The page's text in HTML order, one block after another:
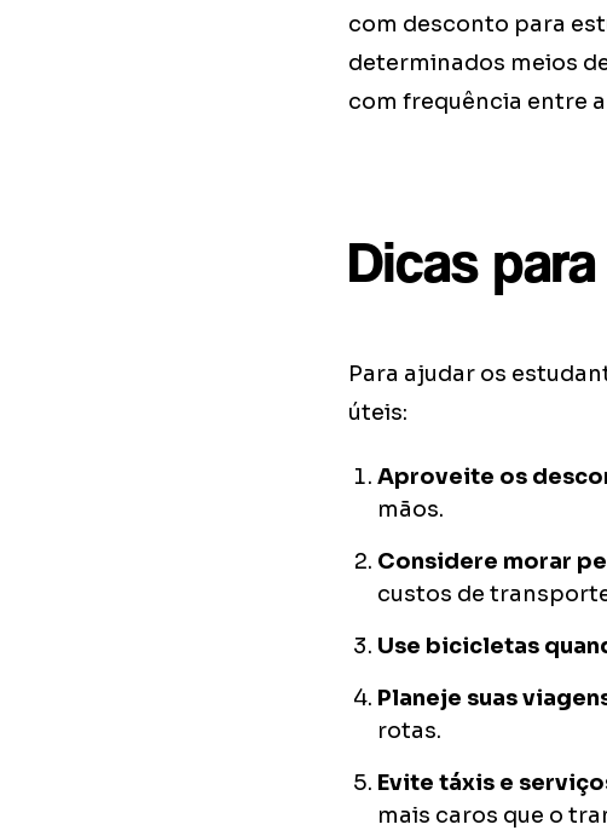
com desconto para
determinados meios
com frequência entre
Dicas
Para ajudar os
úteis:
Aproveite os
mãos.
Considere morar
custos de
Use bicicletas
Planeje suas
rotas.
Evite táxis e
mais caros que o